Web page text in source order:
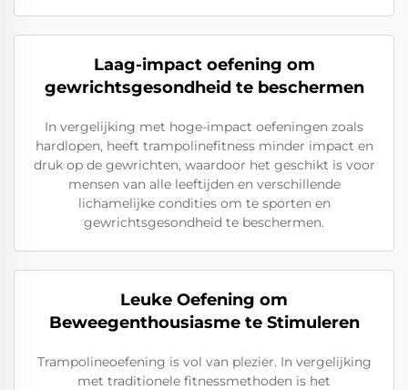
Laag-impact oefening om
gewrichtsgesondheid te beschermen
In vergelijking met hoge-impact oefeningen zoals
hardlopen, heeft trampolinefitness minder impact en
druk op de gewrichten, waardoor het geschikt is voor
mensen van alle leeftijden en verschillende
lichamelijke condities om te sporten en
gewrichtsgesondheid te beschermen.
Leuke Oefening om
Beweegenthousiasme te Stimuleren
Trampolineoefening is vol van plezier. In vergelijking
met traditionele fitnessmethoden is het